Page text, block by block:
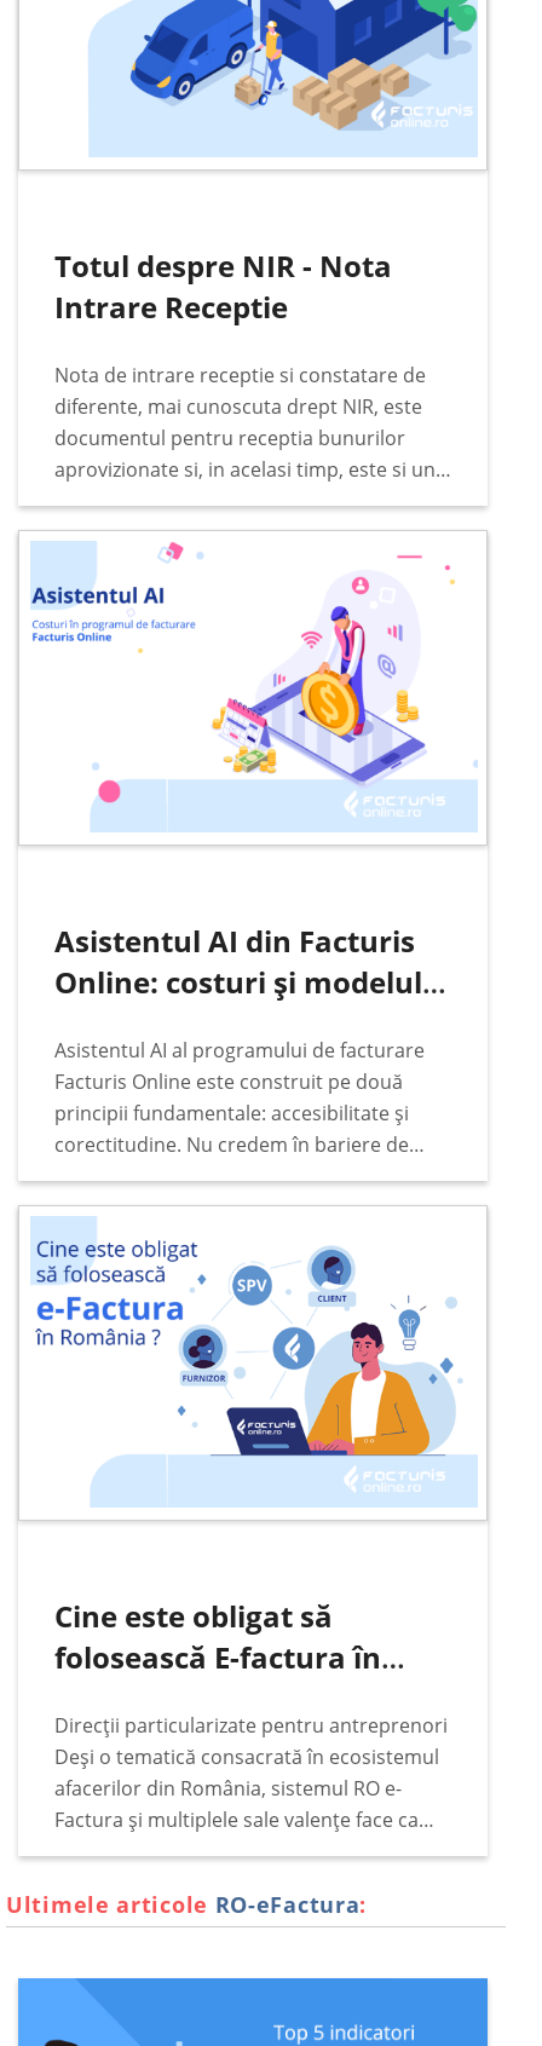
Totul despre NIR - Nota
Intrare Receptie
Nota de intrare receptie si constatare de
diferente, mai cunoscuta drept NIR, este
documentul pentru receptia bunurilor
aprovizionate si, in acelasi timp, este si un
document justificativ pentru incarcarea in
gestiunea stocurilor. Documentul se
intocmeste de catre comisia de receptie…
Asistentul AI din Facturis
Online: costuri și modelul
Asistentul AI al programului de facturare
Facturis Online este construit pe două
principii fundamentale: accesibilitate și
corectitudine. Nu credem în bariere de
preț, abonamente lunare fixe sau taxe
ascunse când vine vorba de funcțiile de
bază ale programului de facturare…
Cine este obligat să
folosească E-factura în
Direcții particularizate pentru antreprenori
Deși o tematică consacrată în ecosistemul
afacerilor din România, sistemul RO e-
Factura și multiplele sale valențe face ca
subiectul să rămână constant pe podiumul
indiferent de vremuri legislative și de
Ultimele articole RO-eFactura: